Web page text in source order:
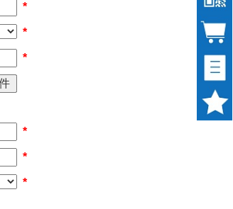
*
*
*
*
*
*